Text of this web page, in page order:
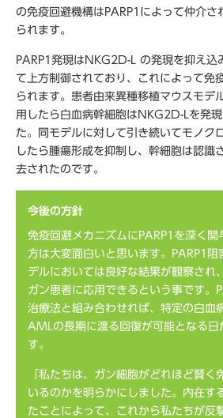
の免疫回避機構はPARP1によって仲介さ
られます。
PARP1発現はNKG2D-L の発現を抑え込
て上方制御されており、これによって免
られます。患者由来異種移植マウスモデ
用したら白血病幹細胞はNKG2D-Lを発
た。同モデルに対して引き続いてモノク
したら腫瘍形成を抑制し、幹細胞は認識
去されたのです。
今後の方針
免疫回避メカニズムにPARP1を深く関
方は大変面白いと思います。PARP1
デルにおいては良好な結果が観察され
ガン患者に応用できるという事です。
治療法と組み合わせれば、特定の白血
AMLの長期に渡る回復が可能となる日
す。
「私たちは、ガン細胞がどれほど賢く
いるのかを明らかにしました。内在す
たことによって、これから私たちが反